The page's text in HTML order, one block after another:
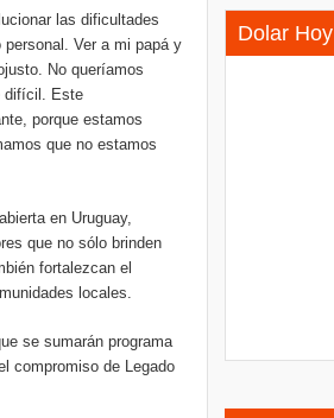
las dificultades
Ver a mi papá y
No queríamos
difícil. Este
porque estamos
que no estamos
en Uruguay,
que no sólo brinden
fortalezcan el
locales.
se sumarán programa
compromiso de Legado
Dolar Hoy